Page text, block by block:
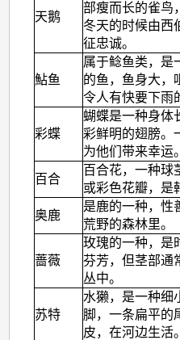
天鹅
部瘦而长的雀鸟
冬天的时候由西
征忠诚。
鮎鱼
属于鲶鱼类，是
的鱼，鱼身大，
令人有快要下雨
彩蝶
蝴蝶是一种身体
彩鲜明的翅膀。
为他们带来幸运。
百合
百合花，一种球
或彩色花瓣，是
奥鹿
是鹿的一种，性
荒野的森林里。
蔷薇
玫瑰的一种，是
芬芳，但茎部通
丛中。
苏特
水獭，是一种细
脚，一条扁平的
皮，在河边生活。